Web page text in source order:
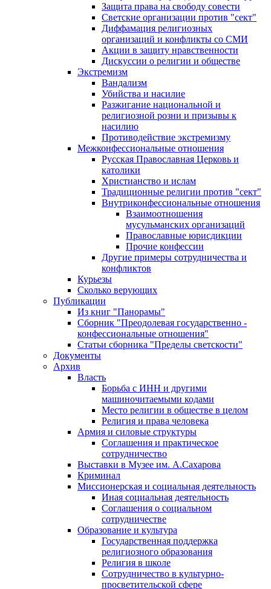
Защита права на свободу совести
Светские организации против "сект"
Диффамация религиозных
организаций и конфликты со СМИ
Акции в защиту нравственности
Дискуссии о религии и обществе
Экстремизм
Вандализм
Убийства и насилие
Разжигание национальной и
религиозной розни и призывы к
насилию
Противодействие экстремизму
Межконфессиональные отношения
Русская Православная Церковь и
католики
Христианство и ислам
Традиционные религии против "сект"
Внутриконфессиональные отношения
Взаимоотношения
мусульманских организаций
Православные юрисдикции
Прочие конфессии
Другие примеры сотрудничества и
конфликтов
Курьезы
Сколько верующих
Публикации
Из книг "Панорамы"
Сборник "Преодолевая государственно -
конфессиональные отношения"
Статьи сборника "Пределы светскости"
Документы
Архив
Власть
Борьба с ИНН и другими
машиночитаемыми кодами
Место религии в обществе в целом
Религия и права человека
Армия и силовые структуры
Соглашения и практическое
сотрудничество
Выставки в Музее им. А.Сахарова
Криминал
Миссионерская и социальная деятельность
Иная социальная деятельность
Соглашения о социальном
сотрудничестве
Образование и культура
Государственная поддержка
религиозного образования
Религия в школе
Сотрудничество в культурно-
просветительской сфере